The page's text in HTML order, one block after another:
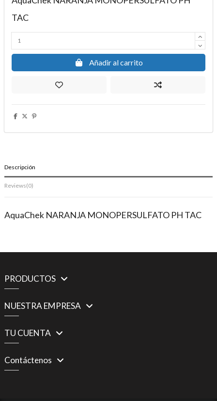
TAC
Añadir al carrito
Descripción
Reviews(0)
AquaChek NARANJA MONOPERSULFATO PH TAC
PRODUCTOS
NUESTRA EMPRESA
TU CUENTA
Contáctenos